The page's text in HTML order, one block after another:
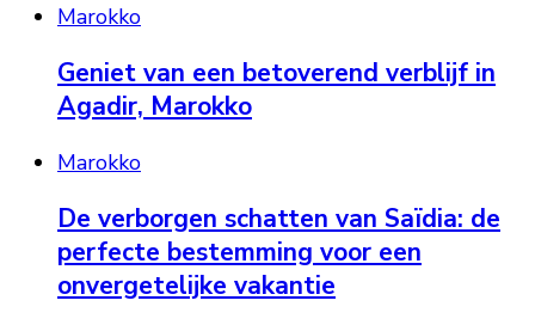
Marokko
Geniet van een betoverend verblijf in
Agadir, Marokko
Marokko
De verborgen schatten van Saïdia: de
perfecte bestemming voor een
onvergetelijke vakantie